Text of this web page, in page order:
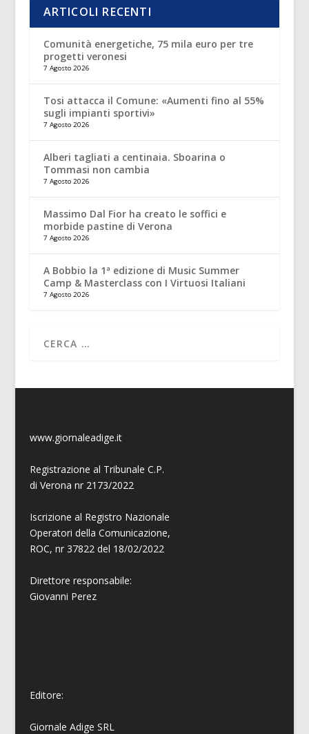
ARTICOLI RECENTI
Comunità energetiche, 75 mila euro per tre
progetti veronesi
7 Agosto 2026
Tosi attacca il Comune: «Aumenti fino al 55%
sugli impianti sportivi»
7 Agosto 2026
Alberi tagliati a centinaia. Sboarina o
Tommasi non cambia
7 Agosto 2026
Massimo Dal Fior ha creato le soffici e
morbide pastine di Verona
7 Agosto 2026
A Bobbio la 1ª edizione di Music Summer
Camp & Masterclass con I Virtuosi Italiani
7 Agosto 2026
www.giornaleadige.it
Registrazione al Tribunale C.P.
di Verona nr 2173/2022
Iscrizione al Registro Nazionale
Operatori della Comunicazione,
ROC, nr 37822 del 18/02/2022
Direttore responsabile:
Giovanni Perez
Editore:
Giornale Adige SRL